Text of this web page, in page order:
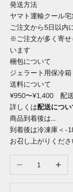
発送方法
ヤマト運輸クール
ご注文から5日以内
※ご注文が多く寄せ
います
梱包について
ジェラート用保冷
送料について
¥950〜¥1,400 配
詳しくは配送につい
商品到着後は…
到着後は冷凍庫＜-
お召し上がりくだ
数量を減らす 数量を